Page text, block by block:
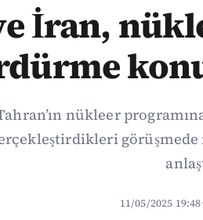
İran,
nükleer
11/05/2025 19:48·